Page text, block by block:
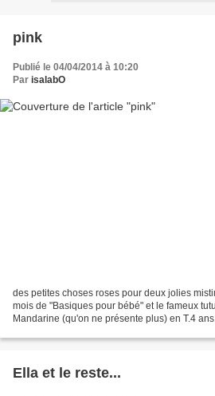
pink
Publié le 04/04/2014 à 10:20
Par isalabO
des petites choses roses pour deux jolies
mois de "Basiques pour bébé" et le fameux
Mandarine (qu'on ne présente plus) en T.4
Ella et le reste...